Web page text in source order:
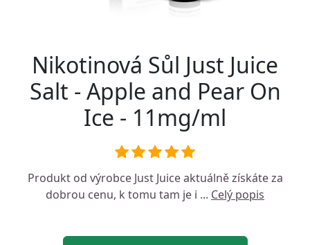
Nikotinová Sůl Just Juice
Salt - Apple and Pear On
Ice - 11mg/ml
Produkt od výrobce Just Juiceaktuálně získáte za
dobrou cenu, k tomu tam je i ... Celý popis